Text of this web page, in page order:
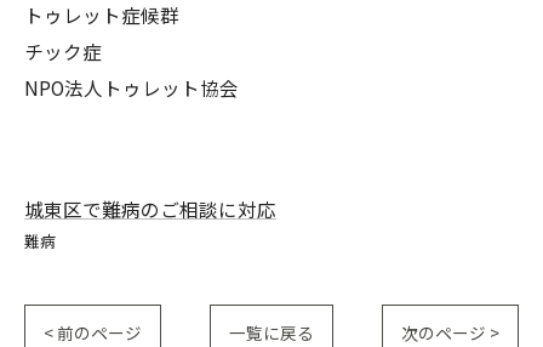
トゥレット症候群
チック症
NPO法人トゥレット協会
城東区で難病のご相談に対応
難病
< 前のページ 一覧に戻る 次のページ >